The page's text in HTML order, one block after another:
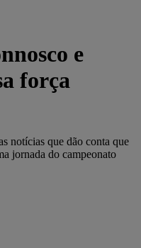
e
força
notícias que dão conta que
jornada do campeonato